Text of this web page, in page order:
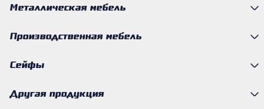
Металлическая мебель
Производственная мебель
Сейфы
Другая продукция